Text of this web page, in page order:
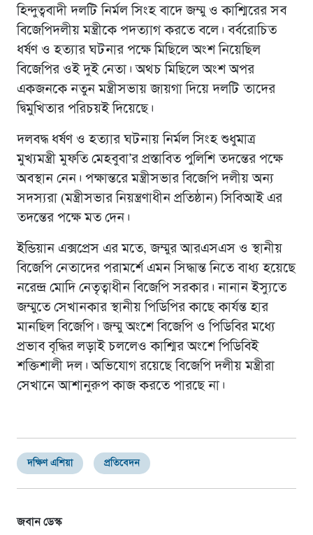
হিন্দুত্ববাদী দলটি নির্মল সিংহ বাদে জম্মু ও কাশ্মিরের সব
বিজেপিদলীয় মন্ত্রীকে পদত্যাগ করতে বলে। বর্বরোচিত
ধর্ষণ ও হত্যার ঘটনার পক্ষে মিছিলে অংশ নিয়েছিল
বিজেপির ওই দুই নেতা। অথচ মিছিলে অংশ অপর
একজনকে নতুন মন্ত্রীসভায় জায়গা দিয়ে দলটি তাদের
দ্বিমুখিতার পরিচয়ই দিয়েছে।
দলবদ্ধ ধর্ষণ ও হত্যার ঘটনায় নির্মল সিংহ শুধুমাত্র
মুখ্যমন্ত্রী মুফতি মেহবুবা’র প্রস্তাবিত পুলিশি তদন্তের পক্ষে
অবস্থান নেন। পক্ষান্তরে মন্ত্রীসভার বিজেপি দলীয় অন্য
সদস্যরা (মন্ত্রীসভার নিয়ন্ত্রণাধীন প্রতিষ্ঠান) সিবিআই এর
তদন্তের পক্ষে মত দেন।
ইন্ডিয়ান এক্সপ্রেস এর মতে, জম্মুর আরএসএস ও স্থানীয়
বিজেপি নেতাদের পরামর্শে এমন সিদ্ধান্ত নিতে বাধ্য হয়েছে
নরেন্দ্র মোদি নেতৃত্বাধীন বিজেপি সরকার। নানান ইস্যুতে
জম্মুতে সেখানকার স্থানীয় পিডিপির কাছে কার্যন্ত হার
মানছিল বিজেপি। জম্মু অংশে বিজেপি ও পিডিবির মধ্যে
প্রভাব বৃদ্ধির লড়াই চললেও কাশ্মির অংশে পিডিবিই
শক্তিশালী দল। অভিযোগ রয়েছে বিজেপি দলীয় মন্ত্রীরা
সেখানে আশানুরুপ কাজ করতে পারছে না।
দক্ষিণ এশিয়া প্রতিবেদন
জবান ডেস্ক